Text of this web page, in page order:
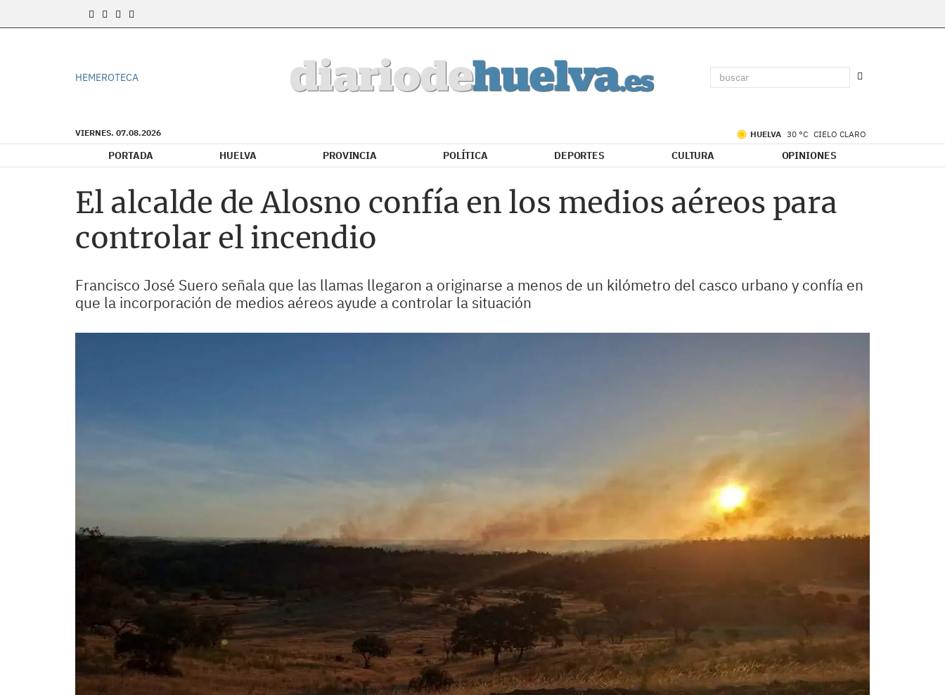
HEMEROTECA
VIERNES. 07.08.2026 HUELVA 30 °C CIELO CLARO
PORTADA HUELVA PROVINCIA POLÍTICA DEPORTES CULTURA OPINIONES
El alcalde de Alosno confía en los medios aéreos para
controlar el incendio
Francisco José Suero señala que las llamas llegaron a originarse a menos de un kilómetro del casco urbano y confía en
que la incorporación de medios aéreos ayude a controlar la situación